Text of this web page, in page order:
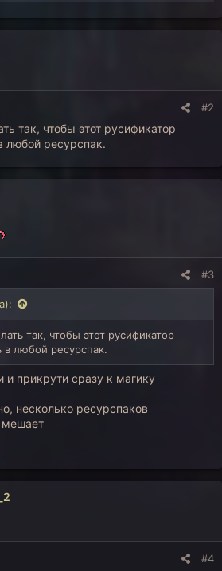
#2
так, чтобы этот русификатор
любой ресурспак.
#3
так, чтобы этот русификатор
любой ресурспак.
и прикрути сразу к магику
несколько ресурспаков
мешает
#4